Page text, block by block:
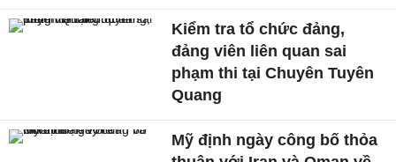
Kiểm tra tổ chức đảng,
đảng viên liên quan sai
phạm thi tại Chuyên Tuyên
Quang
Mỹ định ngày công bố thỏa